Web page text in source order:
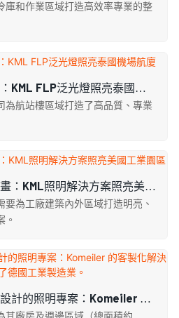
庫​​和作業區域打造高效率專業的整
KML FLP泛光燈照亮泰國機
為航站樓區域打造了高品質、專業
：KML照明解決方案照亮美國
為工廠建築內外區域打造明亮、
計的照明專案：Komeiler 的
國工業製造業。